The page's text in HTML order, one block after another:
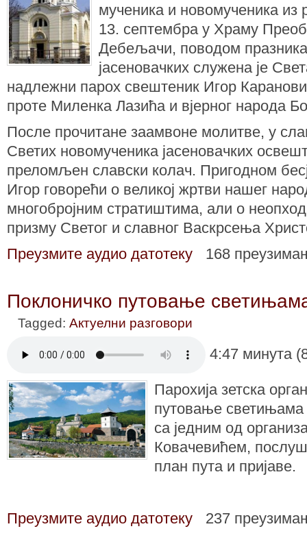
мученика и новомученика из
13. септембра у Храму
Дебељачи, поводом
јасеновачких служена је
надлежни парох свештеник Игор
проте Миленка Лазића и вјерног народа
После прочитане заамвоне молитве, у
Светих новомученика јасеновачких
преломљен славски колач. Пригодном
Игор говорећи о великој жртви нашег
многобројним стратиштима, али о
призму Светог и славног Васкрсења
Преузмите аудио датотеку
168
Поклоничко путовање
Tagged: Актуелни разговори
4:47 минута
Парохија зетска
путовање светињама
са једним од
Ковачевићем,
план пута и пријаве.
Преузмите аудио датотеку 237